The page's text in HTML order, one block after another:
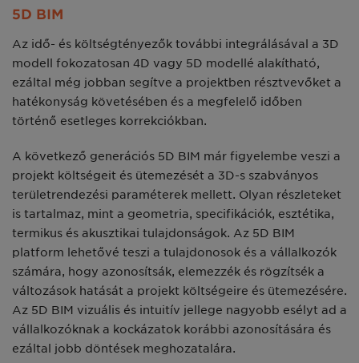
5D BIM
Az idő- és költségtényezők további integrálásával a 3D
modell fokozatosan 4D vagy 5D modellé alakítható,
ezáltal még jobban segítve a projektben résztvevőket a
hatékonyság követésében és a megfelelő időben
történő esetleges korrekciókban.
A következő generációs 5D BIM már figyelembe veszi a
projekt költségeit és ütemezését a 3D-s szabványos
területrendezési paraméterek mellett. Olyan részleteket
is tartalmaz, mint a geometria, specifikációk, esztétika,
termikus és akusztikai tulajdonságok. Az 5D BIM
platform lehetővé teszi a tulajdonosok és a vállalkozók
számára, hogy azonosítsák, elemezzék és rögzítsék a
változások hatását a projekt költségeire és ütemezésére.
Az 5D BIM vizuális és intuitív jellege nagyobb esélyt ad a
vállalkozóknak a kockázatok korábbi azonosítására és
ezáltal jobb döntések meghozatalára.